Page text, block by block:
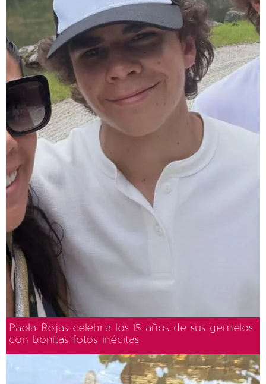
Paola Rojas celebra los 15 años de sus gemelos
con bonitas fotos inéditas